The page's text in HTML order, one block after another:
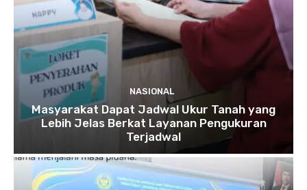
NASIONAL
Masyarakat Dapat Jadwal Ukur Tanah yang
Lebih Jelas Berkat Layanan Pengukuran
Terjadwal